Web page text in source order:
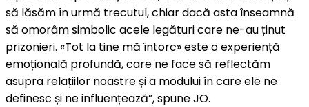
să lăsăm în urmă trecutul, chiar dacă asta înseamnă
să omorâm simbolic acele legături care ne-au ținut
prizonieri. «Tot la tine mă întorc» este o experiență
emoțională profundă, care ne face să reflectăm
asupra relațiilor noastre și a modului în care ele ne
definesc și ne influențează”, spune JO.